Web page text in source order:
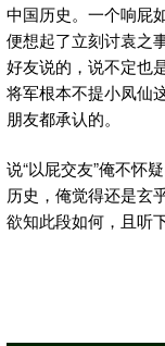
中国历史。一个响屁
便想起了立刻讨袁之
好友说的，说不定也
将军根本不提小凤仙
朋友都承认的。
说“以屁交友”俺不怀
历史，俺觉得还是玄
欲知此段如何，且听